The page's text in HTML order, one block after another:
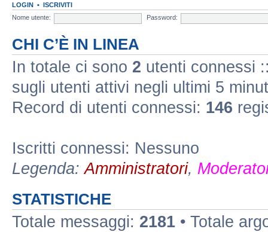
LOGIN • ISCRIVITI
Nome utente:
Password:
CHI C’È IN LINEA
In totale ci sono 2 utenti connessi
sugli utenti attivi negli ultimi 5
Record di utenti connessi: 146
Iscritti connessi: Nessuno
Legenda:Amministratori,
STATISTICHE
Totale messaggi: 2181 • Totale